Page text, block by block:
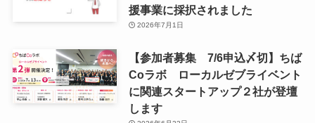
援事業に採択されました
2026年7月1日
【参加者募集 7/6申込〆切】ちば
Coラボ ローカルゼブライベント
に関連スタートアップ２社が登壇
します